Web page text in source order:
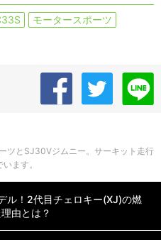
モータースポーツ
ツとSJ30Vジムニー。サーキット走行
ます。
ル！2代目チェロキー(XJ)の燃
由とは？